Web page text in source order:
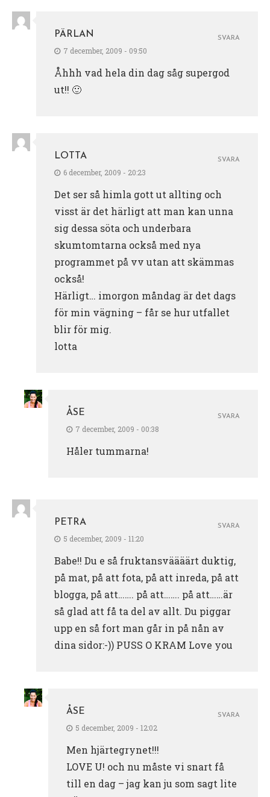
PÄRLAN
7 december, 2009 - 09:50
Åhhh vad hela din dag såg supergod
ut!! 🙂
SVARA
LOTTA
6 december, 2009 - 20:23
Det ser så himla gott ut allting och
visst är det härligt att man kan unna
sig dessa söta och underbara
skumtomtarna också med nya
programmet på vv utan att skämmas
också!
Härligt… imorgon måndag är det dags
för min vägning – får se hur utfallet
blir för mig.
lotta
SVARA
ÅSE
7 december, 2009 - 00:38
Håler tummarna!
SVARA
PETRA
5 december, 2009 - 11:20
Babe!! Du e så fruktansväääärt duktig,
på mat, på att fota, på att inreda, på att
blogga, på att……. på att……. på att……är
så glad att få ta del av allt. Du piggar
upp en så fort man går in på nån av
dina sidor:-)) PUSS O KRAM Love you
SVARA
ÅSE
5 december, 2009 - 12:02
Men hjärtegrynet!!!
LOVE U! och nu måste vi snart få
till en dag – jag kan ju som sagt lite
SVARA